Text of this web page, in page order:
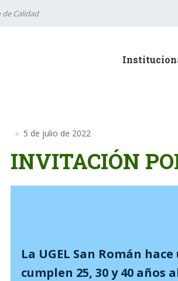
Calidad
5 de julio de 2022
INVITACIÓN
La UGEL San Román
cumplen 25, 30 y 40 años